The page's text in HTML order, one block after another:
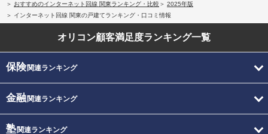
おすすめのインターネット回線 関東ランキング・比較
2025年版
インターネット回線 関東の戸建てランキング・口コミ情報
オリコン顧客満足度ランキング一覧
保険関連ランキング
金融関連ランキング
塾関連ランキング